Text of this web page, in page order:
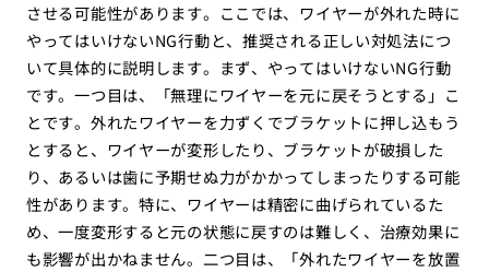
させる可能性があります。ここでは、ワイヤーが外れた時に
やってはいけないNG行動と、推奨される正しい対処法につ
いて具体的に説明します。まず、やってはいけないNG行動
です。一つ目は、「無理にワイヤーを元に戻そうとする」こ
とです。外れたワイヤーを力ずくでブラケットに押し込もう
とすると、ワイヤーが変形したり、ブラケットが破損した
り、あるいは歯に予期せぬ力がかかってしまったりする可能
性があります。特に、ワイヤーは精密に曲げられているた
め、一度変形すると元の状態に戻すのは難しく、治療効果に
も影響が出かねません。二つ目は、「外れたワイヤーを放置